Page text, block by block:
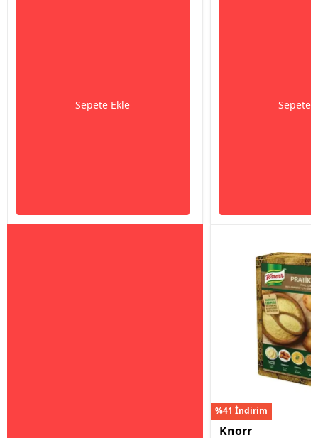
Sepete Ekle Sepete
%41 İndirim
Knorr